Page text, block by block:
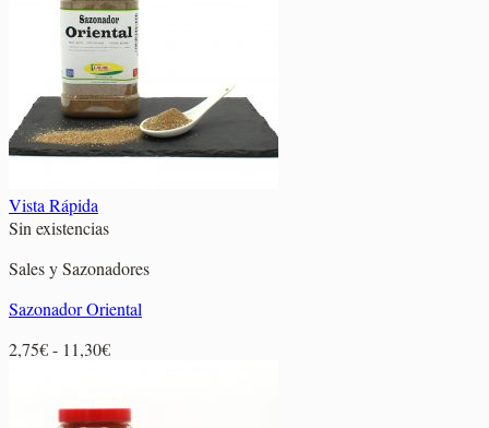
Vista Rápida
Sin existencias
Sales y Sazonadores
Sazonador Oriental
2,75€- 11,30€Rango
desde